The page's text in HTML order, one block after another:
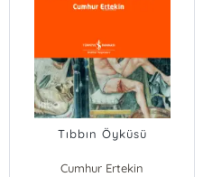
Tıbbın Öyküsü
Cumhur Ertekin